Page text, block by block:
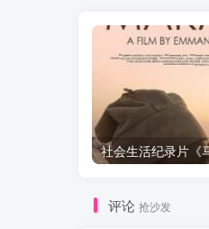
评论 抢沙发